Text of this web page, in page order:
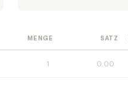
MENGE SATZ